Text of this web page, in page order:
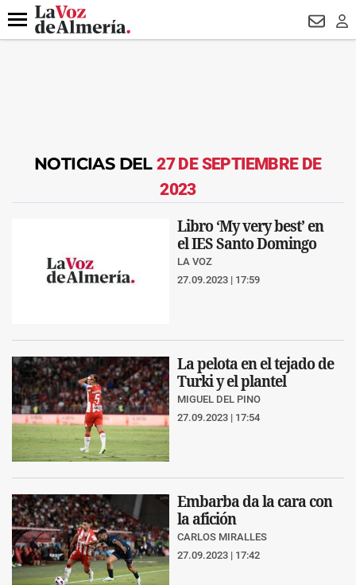
DESTACADO DRON UDA
Menú
NOTICIAS DEL27 DE SEPTIEMBRE DE
2023
Libro ‘My very best’ en
el IES Santo Domingo
LA VOZ
27.09.2023 | 17:59
La pelota en el tejado de
Turki y el plantel
MIGUEL DEL PINO
27.09.2023 | 17:54
Embarba da la cara con
la afición
CARLOS MIRALLES
27.09.2023 | 17:42